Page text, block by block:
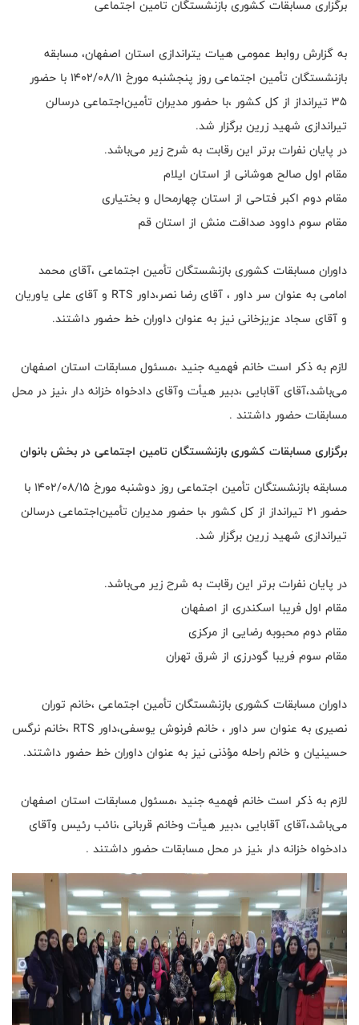
برگزاری مسابقات کشوری بازنشستگان تامین اجتماعی
به گزارش روابط عمومی هیات یتراندازی استان اصفهان، مسابقه
بازنشستگان تأمین اجتماعی روز پنجشنبه مورخ ۱۴۰۲/۰۸/۱۱ با حضور
۳۵ تیرانداز از کل کشور ،با حضور مدیران تأمین‌اجتماعی درسالن
تیراندازی شهید زرین برگزار شد.
در پایان نفرات برتر این رقابت به شرح زیر می‌باشد.
مقام اول صالح هوشانی از استان ایلام
مقام دوم اکبر فتاحی از استان چهارمحال و بختیاری
مقام سوم داوود صداقت منش از استان قم
داوران مسابقات کشوری بازنشستگان تأمین اجتماعی ،آقای محمد
امامی به عنوان سر داور ، آقای رضا نصر،داور RTS و آقای علی یاوریان
و آقای سجاد عزیزخانی نیز به عنوان داوران خط حضور داشتند.
لازم به ذکر است خانم فهمیه جنید ،مسئول مسابقات استان اصفهان
می‌باشد،آقای آقابایی ،دبیر هیأت وآقای دادخواه خزانه دار ،نیز در محل
مسابقات حضور داشتند .
برگزاری مسابقات کشوری بازنشستگان تامین اجتماعی در بخش بانوان
مسابقه بازنشستگان تأمین اجتماعی روز دوشنبه مورخ ۱۴۰۲/۰۸/۱۵ با
حضور ۲۱ تیرانداز از کل کشور ،با حضور مدیران تأمین‌اجتماعی درسالن
تیراندازی شهید زرین برگزار شد.
در پایان نفرات برتر این رقابت به شرح زیر می‌باشد.
مقام اول فریبا اسکندری از اصفهان
مقام دوم محبوبه رضایی از مرکزی
مقام سوم فریبا گودرزی از شرق تهران
داوران مسابقات کشوری بازنشستگان تأمین اجتماعی ،خانم توران
نصیری به عنوان سر داور ، خانم فرنوش یوسفی،داور RTS ،خانم نرگس
حسینیان و خانم راحله مؤذنی نیز به عنوان داوران خط حضور داشتند.
لازم به ذکر است خانم فهمیه جنید ،مسئول مسابقات استان اصفهان
می‌باشد،آقای آقابایی ،دبیر هیأت وخانم قربانی ،نائب رئیس وآقای
دادخواه خزانه دار ،نیز در محل مسابقات حضور داشتند .